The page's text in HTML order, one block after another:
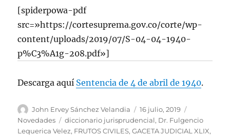
[spiderpowa-pdf
src=»https://cortesuprema.gov.co/corte/wp-
content/uploads/2019/07/S-04-04-1940-
p%C3%A1g-208.pdf»]
Descarga aquí Sentencia de 4 de abril de 1940.
Autor
John Ervey Sánchez Velandia
Publicado
el
16 julio, 2019
Novedades
Etiquetas
diccionario jurisprudencial, Dr. Fulgencio
Lequerica Velez, FRUTOS CIVILES,GACETA JUDICIAL XLIX,